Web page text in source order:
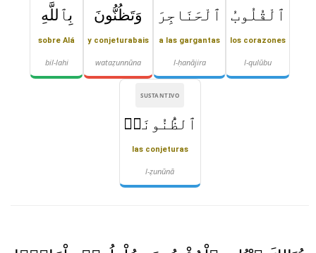
ٱلْقُلُوبُ
los corazones
l-qulūbu
ٱلْحَنَاجِرَ
a las gargantas
l-ḥanājira
وَتَظُنُّونَ
y conjeturabais
wataẓunnūna
بِٱللَّهِ
sobre Alá
bil-lahi
SUSTANTIVO
ٱلظُّنُونَا۠
las conjeturas
l-ẓunūnā